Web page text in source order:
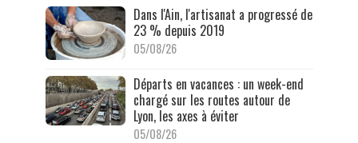
Dans l'Ain, l'artisanat a progressé de
23 % depuis 2019
05/08/26
Départs en vacances : un week-end
chargé sur les routes autour de
Lyon, les axes à éviter
05/08/26